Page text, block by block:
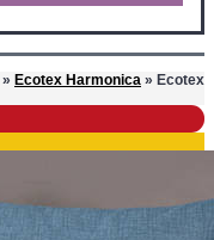
» Ecotex Harmonica » Ecotex